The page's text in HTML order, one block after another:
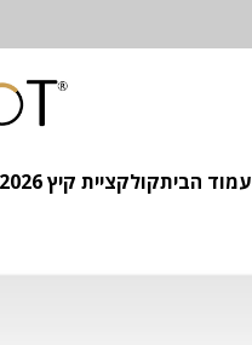
עמוד הביתקולקציית קיץ 2026